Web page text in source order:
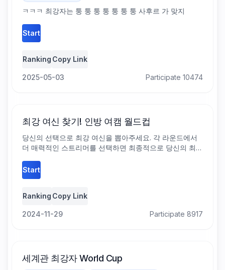
ㅋㅋㅋ 최강자는 퉁 퉁 퉁 퉁 퉁 퉁 퉁 사후르 가 맞지
Start
Ranking Copy Link
2025-05-03 Participate 10474
최강 여신 찾기! 인방 여캠 월드컵
당신의 선택으로 최강 여신을 뽑아주세요. 각 라운드에서
더 매력적인 스트리머를 선택하면 최종적으로 당신의 최애
Start
Ranking Copy Link
2024-11-29 Participate 8917
세계관 최강자World Cup